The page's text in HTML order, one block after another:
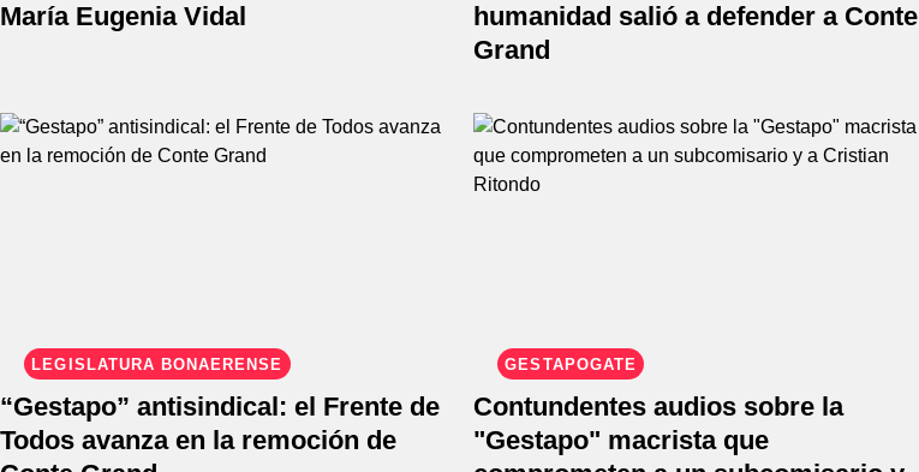
María Eugenia Vidal
humanidad salió a defender a Conte
Grand
LEGISLATURA BONAERENSE
“Gestapo” antisindical: el Frente de
Todos avanza en la remoción de
GESTAPOGATE
Contundentes audios sobre la
"Gestapo" macrista que